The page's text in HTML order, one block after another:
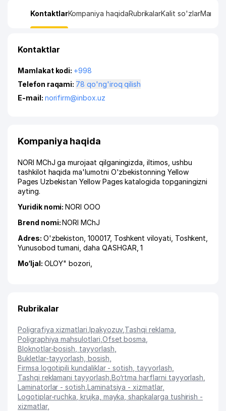
KontaktlarKompaniya haqidaRubrikalarKalit so'zlarManzil
Kontaktlar
Mamlakat kodi: +998
Telefon raqami:
78 qo'ng'iroq qilish
E-mail: norifirm@inbox.uz
Kompaniya haqida
NORI MChJ ga murojaat qilganingizda, iltimos, ushbu
tashkilot haqida ma'lumotni O'zbekistonning Yellow
Pages Uzbekistan Yellow Pages katalogida topganingizni
ayting.
Yuridik nomi:NORI ООО
Brend nomi:NORI MChJ
Adres: O'zbekiston, 100017, Toshkent viloyati Toshkent
Yunusobod tumani ,daha QASHGAR , 1
Mo‘ljal: OLOY" bozori,
Rubrikalar
Poligrafiya xizmatlari Ipakyozuv, Tashqi reklama
Poligraphiya mahsulotlari Ofset bosma
Bloknotlar-bosish, tayyorlash
Bukletlar-tayyorlash, bosish
Firmsa logotipili kundaliklar - sotish, tayyorlash
Tashqi reklamani tayyorlash Bo‘rtma harflarni tayyorlash
Laminatorlar - sotish Laminatsiya - xizmatlar,
Logotiplar-ruchka, krujka, mayka, shapkalarga tushirish -
xizmatlar,